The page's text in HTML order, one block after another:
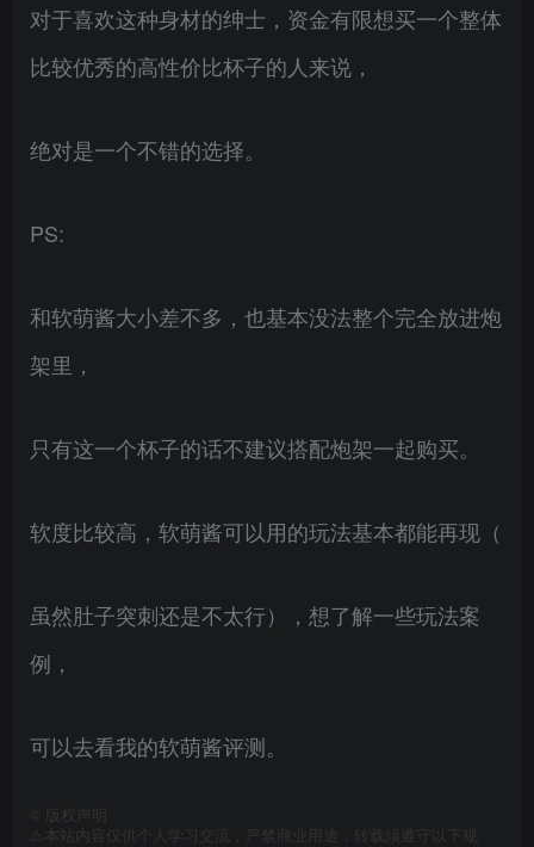
对于喜欢这种身材的绅士，资金有限想买一个整体
比较优秀的高性价比杯子的人来说，
绝对是一个不错的选择。
PS:
和软萌酱大小差不多，也基本没法整个完全放进炮
架里，
只有这一个杯子的话不建议搭配炮架一起购买。
软度比较高，软萌酱可以用的玩法基本都能再现（
虽然肚子突刺还是不太行），想了解一些玩法案
例，
可以去看我的软萌酱评测。
版权声明
⚠️本站内容仅供个人学习交流，严禁商业用途，转载须遵守以下规